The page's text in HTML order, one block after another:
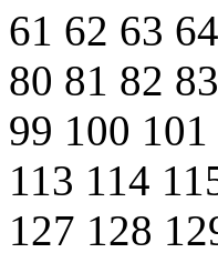
61 62 63 64
80 81 82 83
99 100 101
113 114
127 128